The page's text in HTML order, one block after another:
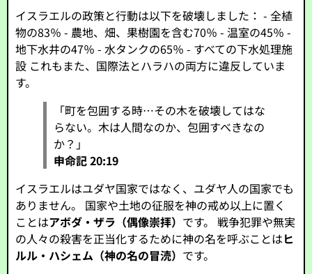
イスラエルの政策と行動は以下を破壊しました： - 全植
物の83％ - 農地、畑、果樹園を含む70％ - 温室の45％ -
地下水井の47％ - 水タンクの65％ - すべての下水処理施
設 これもまた、国際法とハラハの両方に違反していま
す。
「町を包囲する時…その木を破壊してはな
らない。木は人間なのか、包囲すべきなの
か？」
申命記 20:19
イスラエルはユダヤ国家ではなく、ユダヤ人の国家でも
ありません。 国家や土地の征服を神の戒め以上に置く
ことはアボダ・ザラ（偶像崇拝） です。 戦争犯罪や無実
の人々の殺害を正当化するために神の名を呼ぶことはヒ
ルル・ハシェム（神の名の冒涜） です。